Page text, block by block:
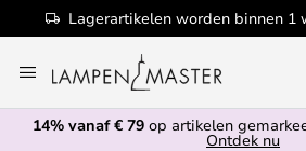
Lagerartikelen worden binnen 1
naar
de
inhoud
14% vanaf € 79 op artikelen
Ontdek nu